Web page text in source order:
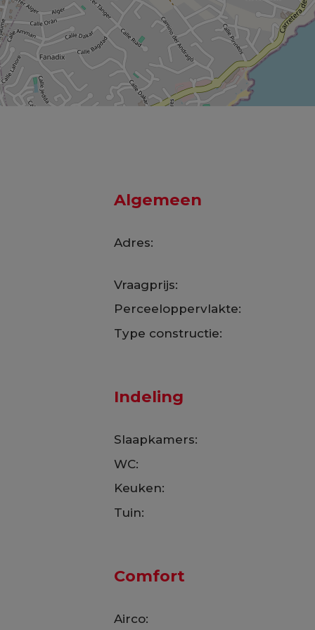
Algemeen
Adres:
Vraagprijs:
Perceeloppervlakte:
Type constructie:
Indeling
Slaapkamers:
WC:
Keuken:
Tuin:
Comfort
Airco: